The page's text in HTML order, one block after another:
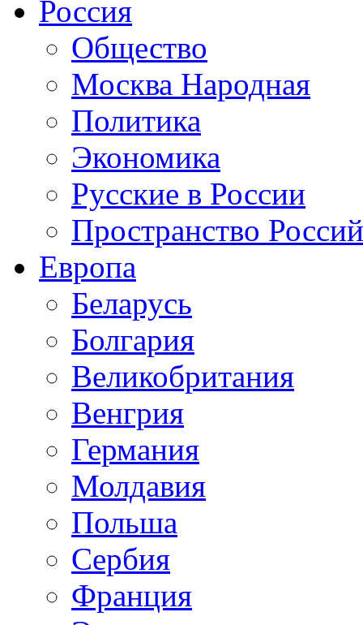
Россия
Общество
Москва Народная
Политика
Экономика
Русские в России
Пространство
Европа
Беларусь
Болгария
Великобритания
Венгрия
Германия
Молдавия
Польша
Сербия
Франция